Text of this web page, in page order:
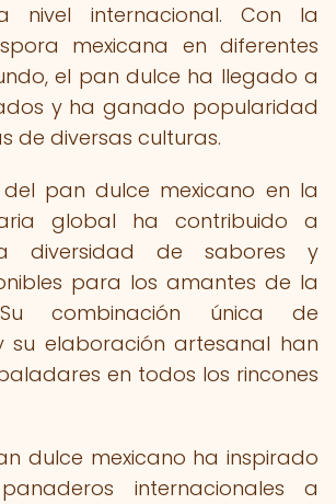
nivel internacional. Con la
mexicana en diferentes
el pan dulce ha llegado a
y ha ganado popularidad
de diversas culturas.
pan dulce mexicano en la
global ha contribuido a
diversidad de sabores y
para los amantes de la
combinación única de
su elaboración artesanal han
en todos los rincones
dulce mexicano ha inspirado
internacionales a